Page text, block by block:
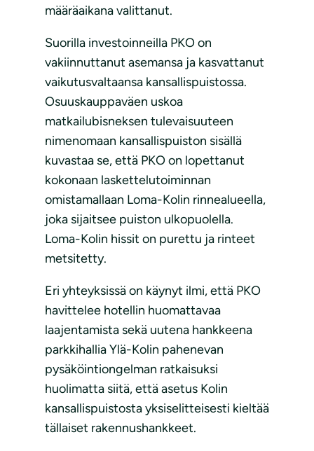
määräaikana valittanut.
Suorilla investoinneilla PKO on
vakiinnuttanut asemansa ja kasvattanut
vaikutusvaltaansa kansallispuistossa.
Osuuskauppaväen uskoa
matkailubisneksen tulevaisuuteen
nimenomaan kansallispuiston sisällä
kuvastaa se, että PKO on lopettanut
kokonaan laskettelutoiminnan
omistamallaan Loma-Kolin rinnealueella,
joka sijaitsee puiston ulkopuolella.
Loma-Kolin hissit on purettu ja rinteet
metsitetty.
Eri yhteyksissä on käynyt ilmi, että PKO
havittelee hotellin huomattavaa
laajentamista sekä uutena hankkeena
parkkihallia Ylä-Kolin pahenevan
pysäköintiongelman ratkaisuksi
huolimatta siitä, että asetus Kolin
kansallispuistosta yksiselitteisesti kieltää
tällaiset rakennushankkeet.